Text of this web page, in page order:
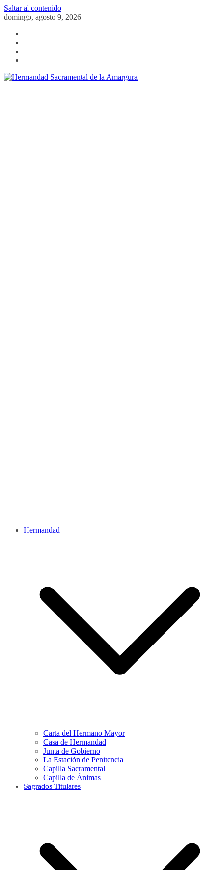
Saltar al contenido
domingo, agosto 9, 2026
Hermandad
Carta del Hermano Mayor
Casa de Hermandad
Junta de Gobierno
La Estación de Penitencia
Capilla Sacramental
Capilla de Ánimas
Sagrados Titulares